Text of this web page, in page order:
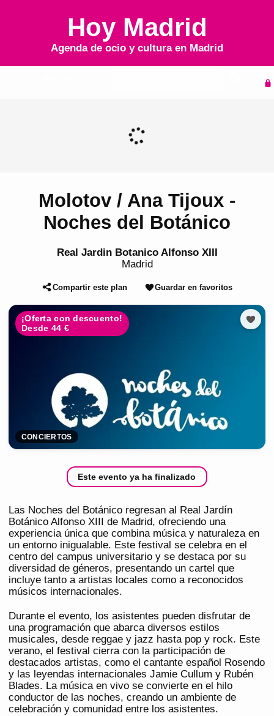
Hoy Madrid
Agenda de ocio y cultura en Madrid
Molotov / Ana Tijoux -
Noches del Botánico
Real Jardin Botanico Alfonso XIII
Madrid
Compartir este plan Guardar en favoritos
¡Oferta con descuento!
Desde 44 €
CONCIERTOS
Este evento ya ha finalizado
Las Noches del Botánico regresan al Real Jardín
Botánico Alfonso XIII de Madrid, ofreciendo una
experiencia única que combina música y naturaleza en
un entorno inigualable. Este festival se celebra en el
centro del campus universitario y se destaca por su
diversidad de géneros, presentando un cartel que
incluye tanto a artistas locales como a reconocidos
músicos internacionales.
Durante el evento, los asistentes pueden disfrutar de
una programación que abarca diversos estilos
musicales, desde reggae y jazz hasta pop y rock. Este
verano, el festival cierra con la participación de
destacados artistas, como el cantante español Rosendo
y las leyendas internacionales Jamie Cullum y Rubén
Blades. La música en vivo se convierte en el hilo
conductor de las noches, creando un ambiente de
celebración y comunidad entre los asistentes.